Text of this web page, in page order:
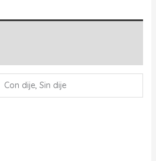
Con dije, Sin dije